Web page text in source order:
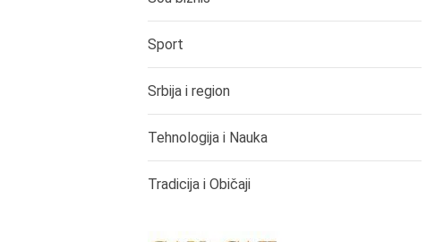
Sport
Srbija i region
Tehnologija i Nauka
Tradicija i Običaji